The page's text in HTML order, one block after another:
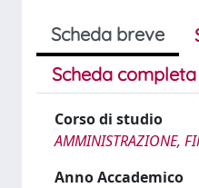
Scheda breve
Scheda completa
Corso di studio
AMMINISTRAZIONE,
Anno Accademico